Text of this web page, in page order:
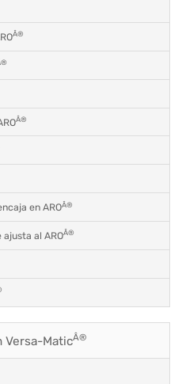
Â®
Â®
en AROÂ®
al AROÂ®
Versa-MaticÂ®